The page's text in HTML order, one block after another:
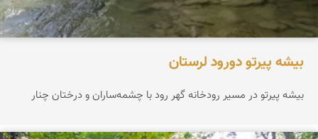
بیشه پیرتو دورود لرستان
بیشه پیرتو در مسیر رودخانه گهر رود با چشمه‌ساران و درختان چنار